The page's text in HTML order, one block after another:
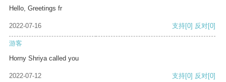
Hello, Greetings fr
2022-07-16 支持[0] 反对[0]
游客
Horny Shriya called you
2022-07-12 支持[0] 反对[0]